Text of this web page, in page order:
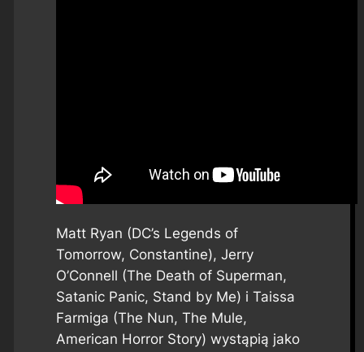
Matt Ryan (DC’s Legends of
Tomorrow, Constantine), Jerry
O’Connell (The Death of Superman,
Satanic Panic, Stand by Me) i Taissa
Farmiga (The Nun, The Mule,
American Horror Story) wystąpią jako